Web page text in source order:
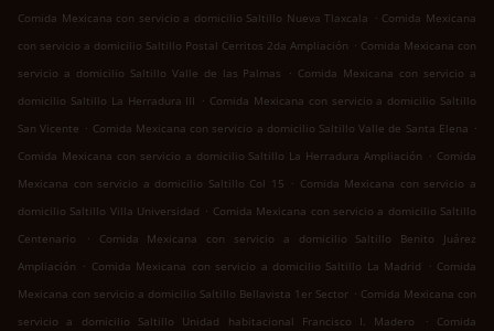
Comida Mexicana con servicio a domicilio Saltillo Nueva Tlaxcala . Comida Mexicana
con servicio a domicilio Saltillo Postal Cerritos 2da Ampliación . Comida Mexicana con
servicio a domicilio Saltillo Valle de las Palmas
. Comida Mexicana con servicio a
domicilio Saltillo La Herradura III . Comida Mexicana con servicio a domicilio Saltillo
San Vicente . Comida Mexicana con servicio a domicilio Saltillo Valle de Santa Elena .
Comida Mexicana con servicio a domicilio Saltillo La Herradura Ampliación . Comida
Mexicana con servicio a domicilio Saltillo Col 15 . Comida Mexicana con servicio a
domicilio Saltillo Villa Universidad . Comida Mexicana con servicio a domicilio Saltillo
Centenario
.
Comida Mexicana con servicio a domicilio Saltillo Benito Juárez
Ampliación . Comida Mexicana con servicio a domicilio Saltillo La Madrid . Comida
Mexicana con servicio a domicilio Saltillo Bellavista 1er Sector . Comida Mexicana con
servicio a domicilio Saltillo Unidad habitacional Francisco I. Madero
.
Comida